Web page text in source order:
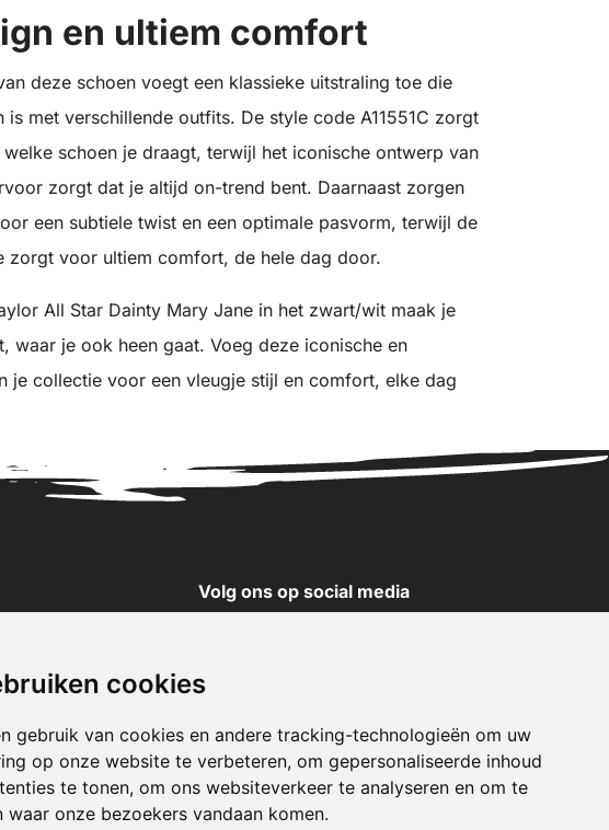
cookies
gebruik van cookies en andere tracking-technologieën om uw
op onze website te verbeteren, om gepersonaliseerde inhoud
te tonen, om ons websiteverkeer te analyseren en om te
waar onze bezoekers vandaan komen.
en ultiem comfort
deze schoen voegt een klassieke uitstraling toe die
met verschillende outfits. De style code A11551C zorgt
schoen je draagt, terwijl het iconische ontwerp van
zorgt dat je altijd on-trend bent. Daarnaast zorgen
een subtiele twist en een optimale pasvorm, terwijl de
zorgt voor ultiem comfort, de hele dag door.
All Star Dainty Mary Jane in het zwart/wit maak je
waar je ook heen gaat. Voeg deze iconische en
je collectie voor een vleugje stijl en comfort, elke dag
Volg ons op social media
X
Pinterest